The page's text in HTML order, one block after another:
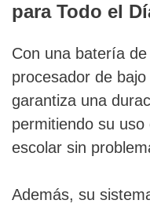
para Todo el
Con una batería
procesador de
garantiza una
permitiendo su
escolar sin
Además, su